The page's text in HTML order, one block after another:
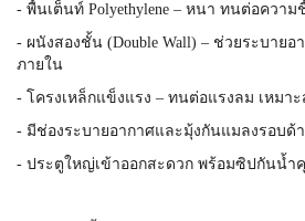
- พื้นเต็นท์ Polyethylene – หนา ทนต่อควา
- ผนังสองชั้น (Double Wall) – ช่วยระบายอ
ภายใน
- โครงเหล็กแข็งแรง – ทนต่อแรงลม เหมา
- มีช่องระบายอากาศและมุ้งกันแมลงรอบด้
- ประตูใหญ่เข้าออกสะดวก พร้อมซิปกันน้ำ